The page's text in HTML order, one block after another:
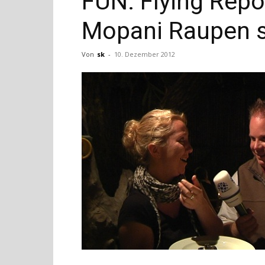
Mopani Raupen
Von sk - 10. Dezember 2012